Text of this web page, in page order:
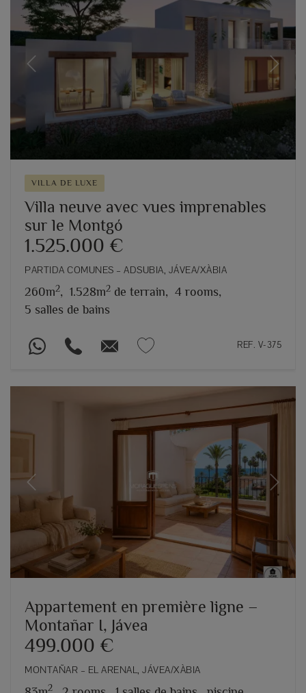
Previous Next
VILLA DE LUXE
Villa neuve avec vues imprenables
sur le Montgó
1.525.000 €
PARTIDA COMUNES – ADSUBIA, JÁVEA/XÀBIA
260m2, 1.528m2 de terrain, 4 rooms,
5 salles de bains
REF. V-375
Previous Next
Appartement en première ligne –
Montañar I, Jávea
499.000 €
MONTAÑAR – EL ARENAL, JÁVEA/XÀBIA
2